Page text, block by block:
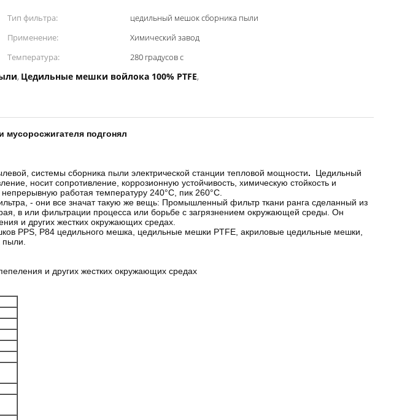
Тип фильтра:
цедильный мешок сборника пыли
Применение:
Химический завод
Температура:
280 градусов c
, Цедильные мешки войлока 100% PTFE,
подгонял
системы сборника пыли электрической станции тепловой мощности.
Цедильный
носит сопротивление, коррозионную устойчивость, химическую стойкость и
работая температуру 240°C, пик 260°C.
- они все значат такую же вещь: Промышленный фильтр ткани ранга сделанный из
в или фильтрации процесса или борьбе с загрязнением окружающей среды. Он
и других жестких окружающих средах.
PPS, P84 цедильного мешка, цедильные мешки PTFE, акриловые цедильные мешки,
и других жестких окружающих средах